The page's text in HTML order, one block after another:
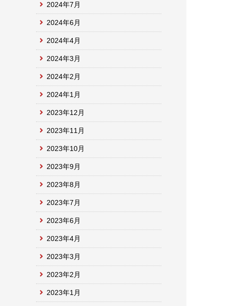
2024年7月
2024年6月
2024年4月
2024年3月
2024年2月
2024年1月
2023年12月
2023年11月
2023年10月
2023年9月
2023年8月
2023年7月
2023年6月
2023年4月
2023年3月
2023年2月
2023年1月